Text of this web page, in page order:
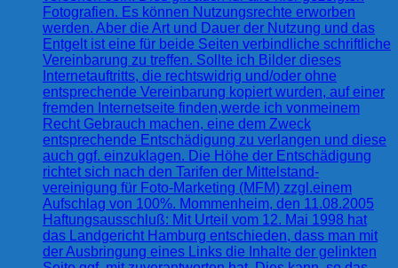
Fotografien. Es können Nutzungsrechte erworben
werden. Aber die Art und Dauer der Nutzung und das
Entgelt ist eine für beide Seiten verbindliche schriftliche
Vereinbarung zu treffen. Sollte ich Bilder dieses
Internetauftritts, die rechtswidrig und/oder ohne
entsprechende Vereinbarung kopiert wurden, auf einer
fremden Internetseite finden,werde ich vonmeinem
Recht Gebrauch machen, eine dem Zweck
entsprechende Entschädigung zu verlangen und diese
auch ggf. einzuklagen. Die Höhe der Entschädigung
richtet sich nach den Tarifen der Mittelstand-
vereinigung für Foto-Marketing (MFM) zzgl.einem
Aufschlag von 100%. Mommenheim, den 11.08.2005
Haftungsausschluß: Mit Urteil vom 12. Mai 1998 hat
das Landgericht Hamburg entschieden, dass man mit
der Ausbringung eines Links die Inhalte der gelinkten